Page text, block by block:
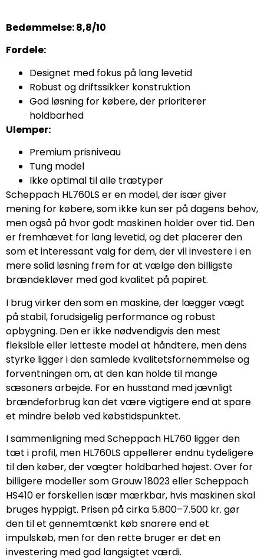
Bedømmelse: 8,8/10
Fordele:
Designet med fokus på lang levetid
Robust og driftssikker konstruktion
God løsning for købere, der prioriterer
holdbarhed
Ulemper:
Premium prisniveau
Tung model
Ikke optimal til alle trætyper
Scheppach HL760LS er en model, der især giver
mening for købere, som ikke kun ser på dagens behov,
men også på hvor godt maskinen holder over tid. Den
er fremhævet for lang levetid, og det placerer den
som et interessant valg for dem, der vil investere i en
mere solid løsning frem for at vælge den billigste
brændekløver med god kvalitet på papiret.
I brug virker den som en maskine, der lægger vægt
på stabil, forudsigelig performance og robust
opbygning. Den er ikke nødvendigvis den mest
fleksible eller letteste model at håndtere, men dens
styrke ligger i den samlede kvalitetsfornemmelse og
forventningen om, at den kan holde til mange
sæsoners arbejde. For en husstand med jævnligt
brændeforbrug kan det være vigtigere end at spare
et mindre beløb ved købstidspunktet.
I sammenligning med Scheppach HL760 ligger den
tæt i profil, men HL760LS appellerer endnu tydeligere
til den køber, der vægter holdbarhed højest. Over for
billigere modeller som Grouw 18023 eller Scheppach
HS410 er forskellen især mærkbar, hvis maskinen skal
bruges hyppigt. Prisen på cirka 5.800–7.500 kr. gør
den til et gennemtænkt køb snarere end et
impulskøb, men for den rette bruger er det en
investering med god langsigtet værdi.